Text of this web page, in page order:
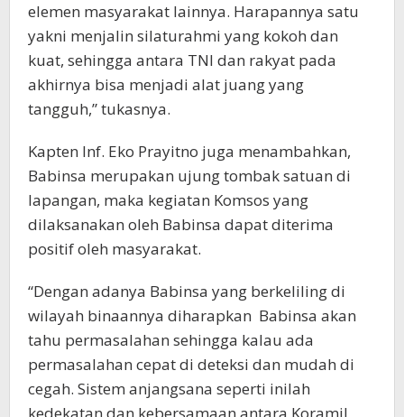
elemen masyarakat lainnya. Harapannya satu
yakni menjalin silaturahmi yang kokoh dan
kuat, sehingga antara TNI dan rakyat pada
akhirnya bisa menjadi alat juang yang
tangguh,” tukasnya.
Kapten Inf. Eko Prayitno juga menambahkan,
Babinsa merupakan ujung tombak satuan di
lapangan, maka kegiatan Komsos yang
dilaksanakan oleh Babinsa dapat diterima
positif oleh masyarakat.
“Dengan adanya Babinsa yang berkeliling di
wilayah binaannya diharapkan Babinsa akan
tahu permasalahan sehingga kalau ada
permasalahan cepat di deteksi dan mudah di
cegah. Sistem anjangsana seperti inilah